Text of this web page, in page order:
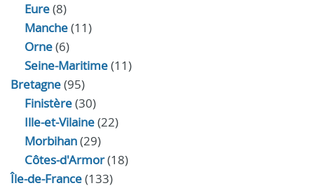
Eure(8)
Manche(11)
Orne(6)
Seine-Maritime(11)
Bretagne(95)
Finistère(30)
Ille-et-Vilaine(22)
Morbihan(29)
Côtes-d'Armor(18)
Île-de-France(133)